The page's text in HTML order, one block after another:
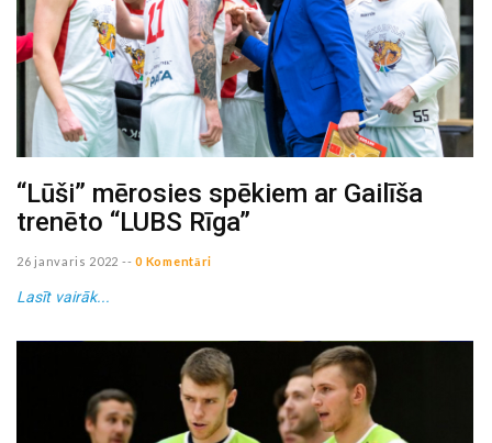
“Lūši” mērosies spēkiem ar Gailīša
trenēto “LUBS Rīga”
26 janvaris 2022 -- 0 Komentāri
Lasīt vairāk...